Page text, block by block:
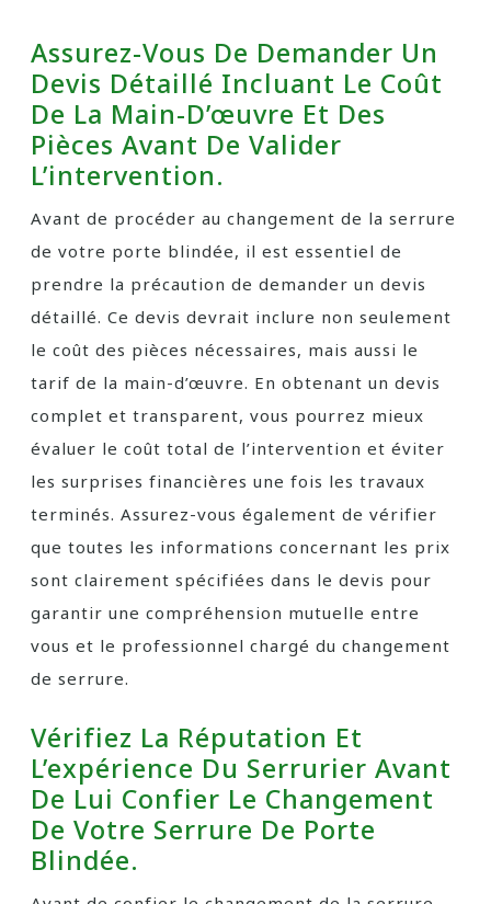
Assurez-Vous De Demander Un
Devis Détaillé Incluant Le Coût
De La Main-D’œuvre Et Des
Pièces Avant De Valider
L’intervention.
Avant de procéder au changement de la serrure
de votre porte blindée, il est essentiel de
prendre la précaution de demander un devis
détaillé. Ce devis devrait inclure non seulement
le coût des pièces nécessaires, mais aussi le
tarif de la main-d’œuvre. En obtenant un devis
complet et transparent, vous pourrez mieux
évaluer le coût total de l’intervention et éviter
les surprises financières une fois les travaux
terminés. Assurez-vous également de vérifier
que toutes les informations concernant les prix
sont clairement spécifiées dans le devis pour
garantir une compréhension mutuelle entre
vous et le professionnel chargé du changement
de serrure.
Vérifiez La Réputation Et
L’expérience Du Serrurier Avant
De Lui Confier Le Changement
De Votre Serrure De Porte
Blindée.